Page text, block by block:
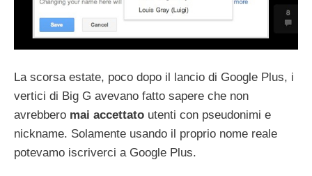
La scorsa estate, poco dopo il lancio di Google Plus, i
vertici di Big G avevano fatto sapere che non
avrebbero mai accettato utenti con pseudonimi e
nickname. Solamente usando il proprio nome reale
potevamo iscriverci a Google Plus.